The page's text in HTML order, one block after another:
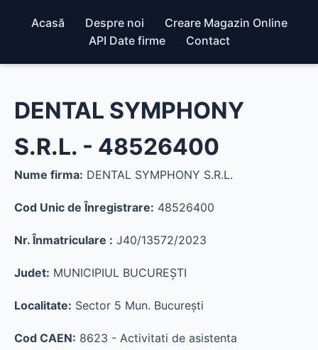
Acasă Despre noi
Creare Magazin Online
API Date firme
Contact
DENTAL SYMPHONY
S.R.L. - 48526400
Nume firma: DENTAL SYMPHONY S.R.L.
Cod Unic de Înregistrare: 48526400
Nr. Înmatriculare : J40/13572/2023
Judet: MUNICIPIUL BUCUREŞTI
Localitate: Sector 5 Mun. Bucureşti
Cod CAEN: 8623 - Activitati de asistenta